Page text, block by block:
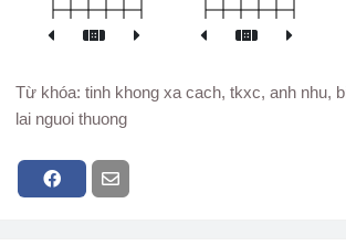
Từ khóa: tinh khong xa cach, tkxc, anh nhu,
lai nguoi thuong